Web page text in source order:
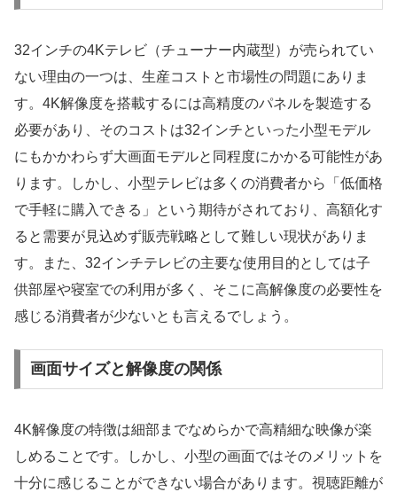
32インチの4Kテレビ（チューナー内蔵型）が売られてい
ない理由の一つは、生産コストと市場性の問題にありま
す。4K解像度を搭載するには高精度のパネルを製造する
必要があり、そのコストは32インチといった小型モデル
にもかかわらず大画面モデルと同程度にかかる可能性があ
ります。しかし、小型テレビは多くの消費者から「低価格
で手軽に購入できる」という期待がされており、高額化す
ると需要が見込めず販売戦略として難しい現状がありま
す。また、32インチテレビの主要な使用目的としては子
供部屋や寝室での利用が多く、そこに高解像度の必要性を
感じる消費者が少ないとも言えるでしょう。
画面サイズと解像度の関係
4K解像度の特徴は細部までなめらかで高精細な映像が楽
しめることです。しかし、小型の画面ではそのメリットを
十分に感じることができない場合があります。視聴距離が